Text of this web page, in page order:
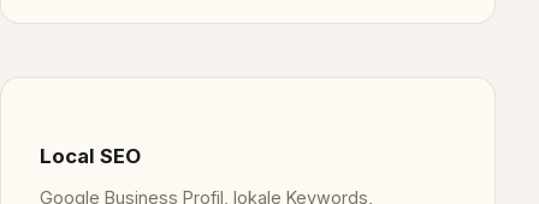
Local SEO
Google Business Profil, lokale Keywords,